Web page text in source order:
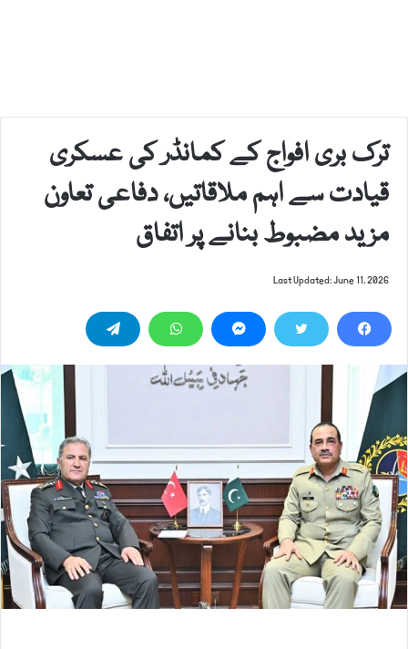
ترک بری افواج کے کمانڈر کی عسکری
قیادت سے اہم ملاقاتیں، دفاعی تعاون
مزید مضبوط بنانے پر اتفاق
Last Updated: June 11, 2026